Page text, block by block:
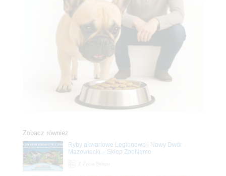
Zobacz również
Ryby akwariowe Legionowo i Nowy Dwór
Mazowiecki – Sklep ZooNemo